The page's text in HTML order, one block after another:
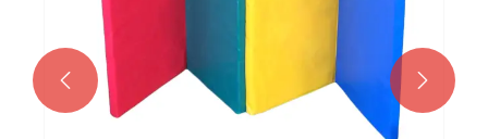
 